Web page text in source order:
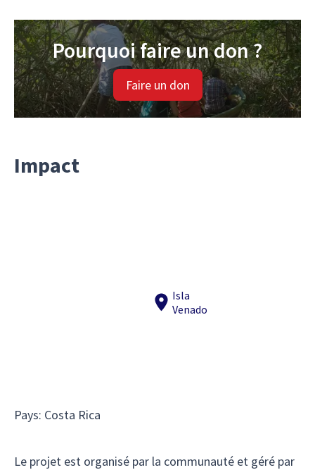
Pourquoi faire un don ?
Faire un don
Impact
Isla
Venado
Pays: Costa Rica
Le projet est organisé par la communauté et géré par